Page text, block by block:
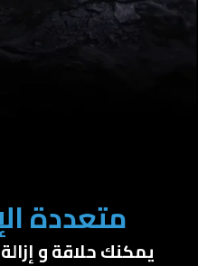
متعددة
يمكنك حلاقة و